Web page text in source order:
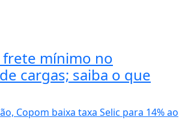
frete mínimo no
cargas; saiba o que